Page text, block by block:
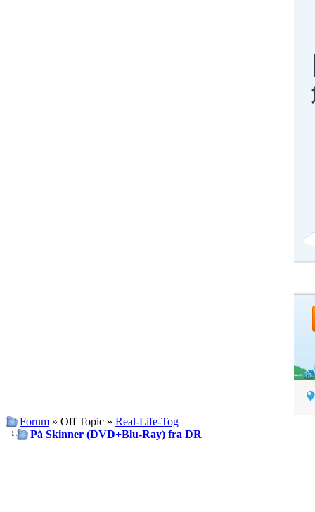
Forum » Off Topic » Real-Life-Tog
På Skinner (DVD+Blu-Ray) fra DR